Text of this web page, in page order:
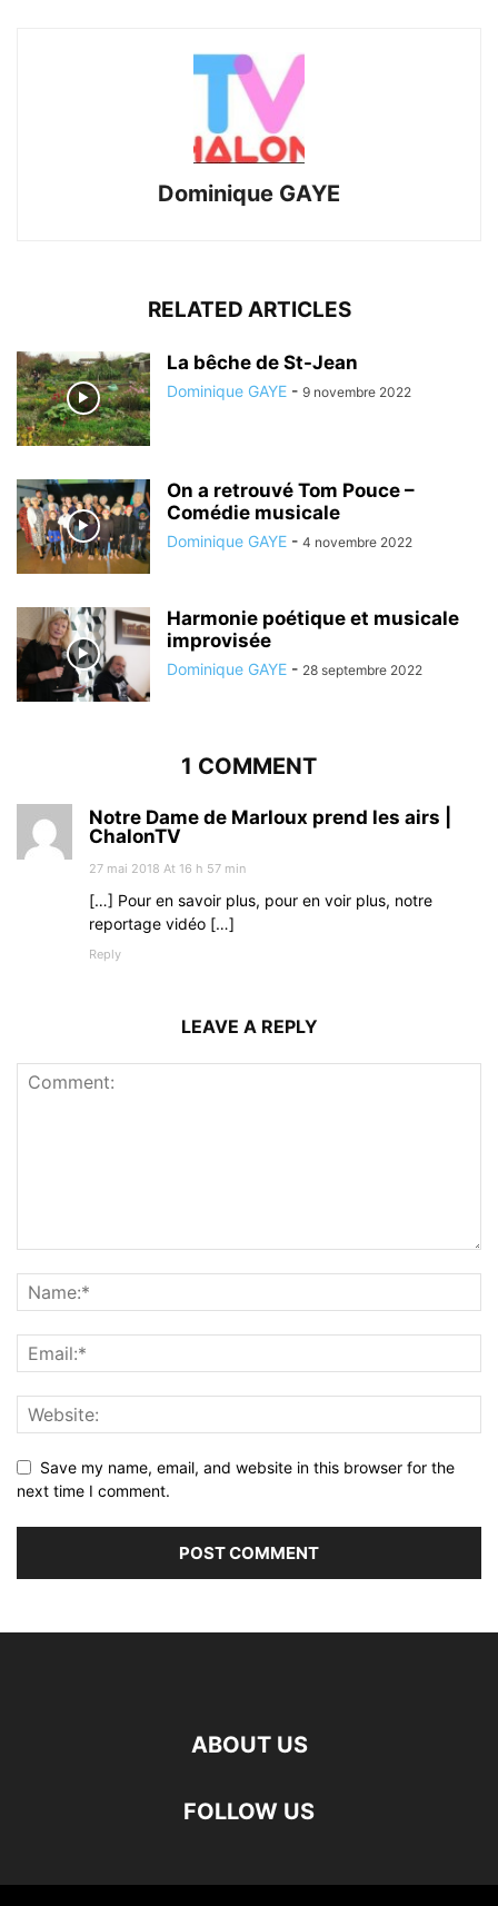
Dominique GAYE
RELATED ARTICLES
La bêche de St-Jean
Dominique GAYE - 9 novembre 2022
On a retrouvé Tom Pouce –
Comédie musicale
Dominique GAYE - 4 novembre 2022
Harmonie poétique et musicale
improvisée
Dominique GAYE - 28 septembre 2022
1 COMMENT
Notre Dame de Marloux prend les airs |
ChalonTV
27 mai 2018 At 16 h 57 min
[…] Pour en savoir plus, pour en voir plus, notre
reportage vidéo […]
Reply
LEAVE A REPLY
Save my name, email, and website in this browser for the
next time I comment.
ABOUT US
FOLLOW US